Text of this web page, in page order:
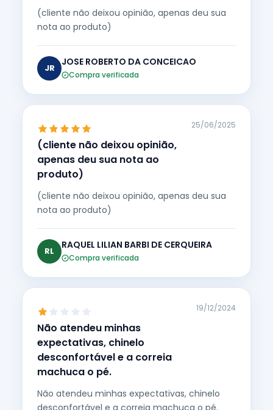
(cliente não deixou opinião, apenas deu sua
nota ao produto)
JR
JOSE ROBERTO DA CONCEICAO
Compra verificada
(cliente não deixou opinião,
apenas deu sua nota ao
produto)
25/06/2025
(cliente não deixou opinião, apenas deu sua
nota ao produto)
RL
RAQUEL LILIAN BARBI DE CERQUEIRA
Compra verificada
Não atendeu minhas
expectativas, chinelo
desconfortável e a correia
machuca o pé.
19/12/2024
Não atendeu minhas expectativas, chinelo
desconfortável e a correia machuca o pé.